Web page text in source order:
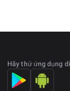
Hãy thử ứng dụng